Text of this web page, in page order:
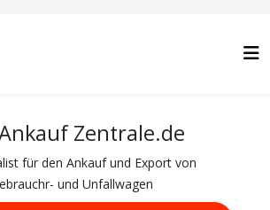
Zentrale.de
für den Ankauf und Export von
und Unfallwagen